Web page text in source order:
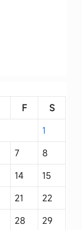
F
S
1
7
8
14
15
21
22
28 29